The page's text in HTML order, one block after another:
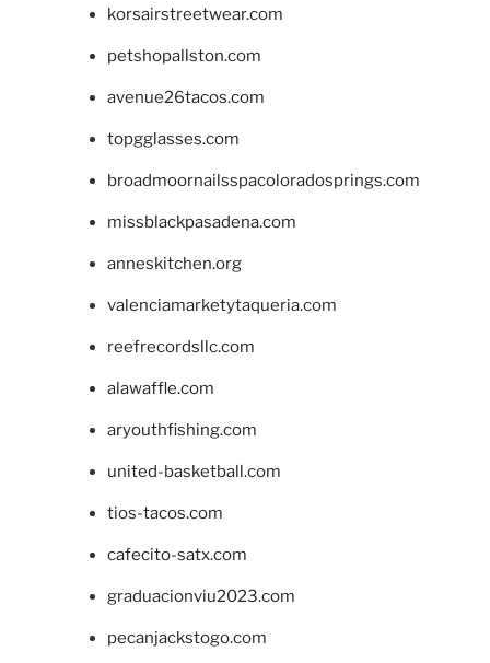
korsairstreetwear.com
petshopallston.com
avenue26tacos.com
topgglasses.com
broadmoornailsspacoloradosprings.com
missblackpasadena.com
anneskitchen.org
valenciamarketytaqueria.com
reefrecordsllc.com
alawaffle.com
aryouthfishing.com
united-basketball.com
tios-tacos.com
cafecito-satx.com
graduacionviu2023.com
pecanjackstogo.com